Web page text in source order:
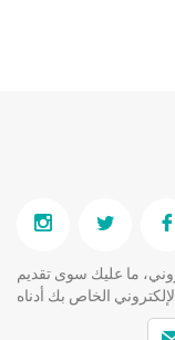
ما عليك سوى تقديم
الخاص بك أدناه